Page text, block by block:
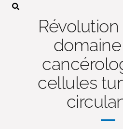
cellules